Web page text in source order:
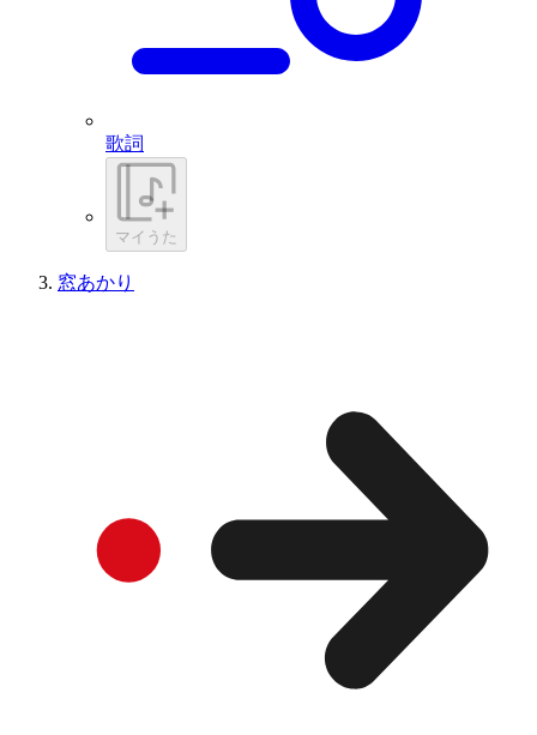
歌詞
マイうた
窓あかり